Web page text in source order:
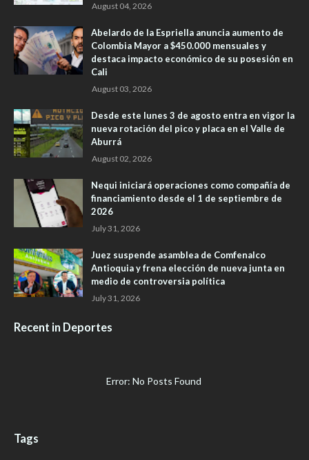
August 04, 2026
Abelardo de la Espriella anuncia aumento de
Colombia Mayor a $450.000 mensuales y
destaca impacto económico de su posesión en
Cali
August 03, 2026
Desde este lunes 3 de agosto entra en vigor la
nueva rotación del pico y placa en el Valle de
Aburrá
August 02, 2026
Nequi iniciará operaciones como compañía de
financiamiento desde el 1 de septiembre de
2026
July 31, 2026
Juez suspende asamblea de Comfenalco
Antioquia y frena elección de nueva junta en
medio de controversia política
July 31, 2026
Recent in Deportes
Error: No Posts Found
Tags